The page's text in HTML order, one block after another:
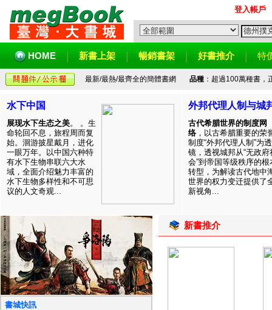
登入帳戶
HOME 新書上架 暢銷書架 好書推介 特
最新/最熱/最齊全的簡體書網 品種：超過100萬種書，
水下中国
展现水下生态之美。 。生
命轮回不息，旅程周而复
始。洄游披星戴月，进化
一眼万年。以中国六种特
有水下生物串联六大水
域，全面介绍魅力丰富的
水下生物多样性和不可思
议的人文奇观...
外邦代理人制与城
古代希腊世界的制度网
络 ，以古希腊重要的荣
制度“外邦代理人制”为透
镜，透视城邦从“无政府
会”到帝国等级秩序的根
转型，为解读古代地中
世界的权力变迁提供了
新视角...
書城快訊
新書推介